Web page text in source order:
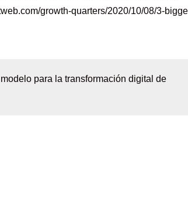
growth-quarters/2020/10/08/3-
para la transformación digital de